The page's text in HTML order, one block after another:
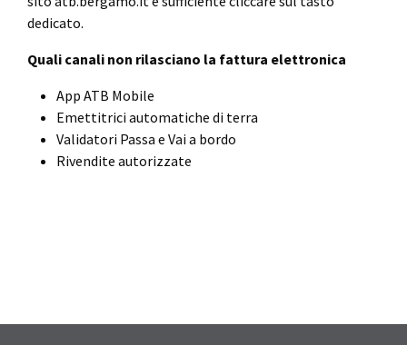
dedicato.
Quali canali non rilasciano la fattura elettronica
App ATB Mobile
Emettitrici automatiche di terra
Validatori Passa e Vai a bordo
Rivendite autorizzate